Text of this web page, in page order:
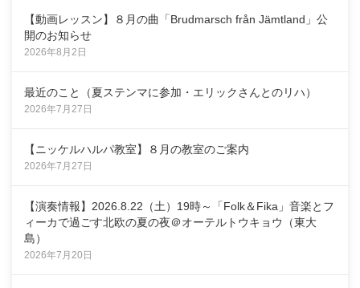
【動画レッスン】８月の曲「Brudmarsch från Jämtland」公
開のお知らせ
2026年8月2日
最近のこと（夏ステンマに参加・エリックさんとのリハ）
2026年7月27日
【ニッケルハルパ教室】８月の教室のご案内
2026年7月27日
【演奏情報】2026.8.22（土）19時～「Folk＆Fika」音楽とフ
ィーカで過ごす北欧の夏の夜＠オーテルトウキョウ（東大
島）
2026年7月20日